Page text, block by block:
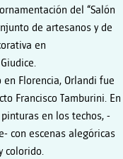
del “Salón
de artesanos y de
en
Florencia, Orlandi fue
Francisco Tamburini. En
en los techos, -
con escenas alegóricas
colorido.